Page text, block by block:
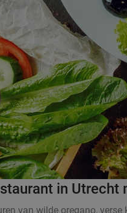
in Utrecht
van wilde oregano,